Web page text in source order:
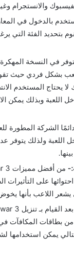
والانستجرام
بالدخول في
بتحديد الفئة التي
بشكل فردي حيث
يحتاج المستخدم
اللعبة وبذلك يمكن
الشركة المطورة
اللعبة ولذلك يتوفر
على التأثيرات
يشعر اللاعب بأنها
بطاقات المكافآت
يمكن استخدامها